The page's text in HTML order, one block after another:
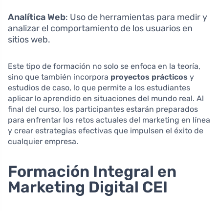
Analítica Web: Uso de herramientas para medir y
analizar el comportamiento de los usuarios en
sitios web.
Este tipo de formación no solo se enfoca en la teoría,
sino que también incorpora proyectos prácticos y
estudios de caso, lo que permite a los estudiantes
aplicar lo aprendido en situaciones del mundo real. Al
final del curso, los participantes estarán preparados
para enfrentar los retos actuales del marketing en línea
y crear estrategias efectivas que impulsen el éxito de
cualquier empresa.
Formación Integral en
Marketing Digital CEI